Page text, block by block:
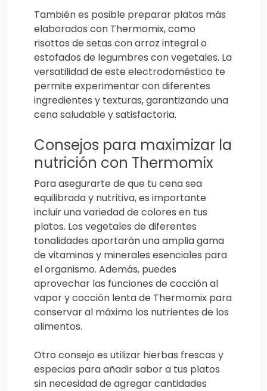
También es posible preparar platos más
elaborados con Thermomix, como
risottos de setas con arroz integral o
estofados de legumbres con vegetales. La
versatilidad de este electrodoméstico te
permite experimentar con diferentes
ingredientes y texturas, garantizando una
cena saludable y satisfactoria.
Consejos para maximizar la
nutrición con Thermomix
Para asegurarte de que tu cena sea
equilibrada y nutritiva, es importante
incluir una variedad de colores en tus
platos. Los vegetales de diferentes
tonalidades aportarán una amplia gama
de vitaminas y minerales esenciales para
el organismo. Además, puedes
aprovechar las funciones de cocción al
vapor y cocción lenta de Thermomix para
conservar al máximo los nutrientes de los
alimentos.
Otro consejo es utilizar hierbas frescas y
especias para añadir sabor a tus platos
sin necesidad de agregar cantidades